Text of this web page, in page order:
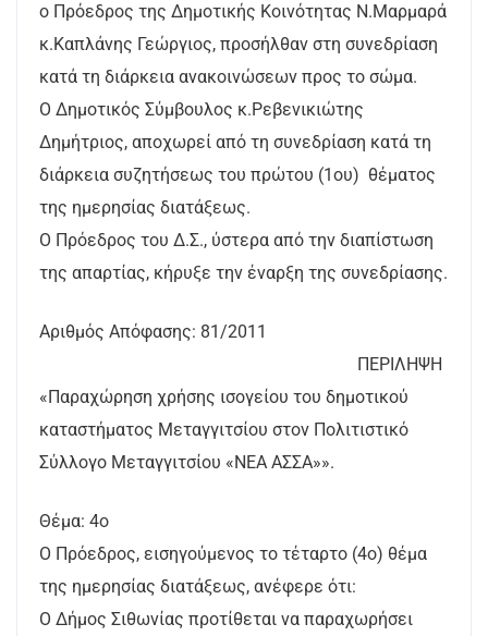
ο Πρόεδρος της Δημοτικής Κοινότητας Ν.Μαρμαρά
κ.Καπλάνης Γεώργιος, προσήλθαν στη συνεδρίαση
κατά τη διάρκεια ανακοινώσεων προς το σώμα.
Ο Δημοτικός Σύμβουλος κ.Ρεβενικιώτης
Δημήτριος, αποχωρεί από τη συνεδρίαση κατά τη
διάρκεια συζητήσεως του πρώτου (1ου) θέματος
της ημερησίας διατάξεως.
Ο Πρόεδρος του Δ.Σ., ύστερα από την διαπίστωση
της απαρτίας, κήρυξε την έναρξη της συνεδρίασης.
Αριθμός Απόφασης: 81/2011
ΠΕΡΙΛΗΨΗ
«Παραχώρηση χρήσης ισογείου του δημοτικού
καταστήματος Μεταγγιτσίου στον Πολιτιστικό
Σύλλογο Μεταγγιτσίου «ΝΕΑ ΑΣΣΑ»».
Θέμα: 4ο
Ο Πρόεδρος, εισηγούμενος το τέταρτο (4o) θέμα
της ημερησίας διατάξεως, ανέφερε ότι:
Ο Δήμος Σιθωνίας προτίθεται να παραχωρήσει